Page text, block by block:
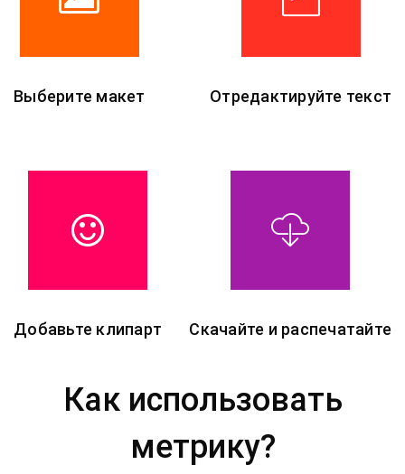
Выберите макет Отредактируйте текст
Добавьте клипарт Скачайте и распечатайте
Как использовать
метрику?